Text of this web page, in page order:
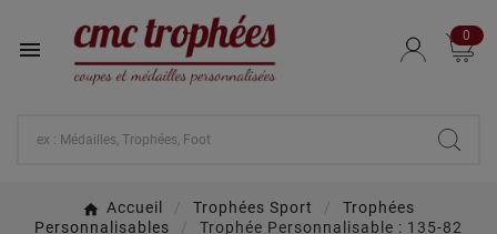

0
Accueil Trophées Sport
Trophées
Personnalisables
Trophée Personnalisable : 135-82